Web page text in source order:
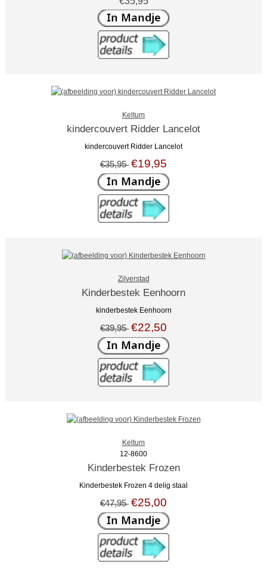
Keltum
kindercouvert Ridder Lancelot
kindercouvert Ridder Lancelot
€35,95 €19,95
Zilverstad
Kinderbestek Eenhoorn
kinderbestek Eenhoorn
€39,95 €22,50
Keltum
12-8600
Kinderbestek Frozen
Kinderbestek Frozen 4 delig staal
€47,95 €25,00